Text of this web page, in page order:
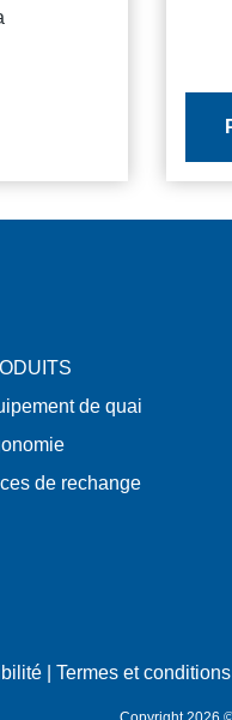
de quai
de rechange
Termes et conditions